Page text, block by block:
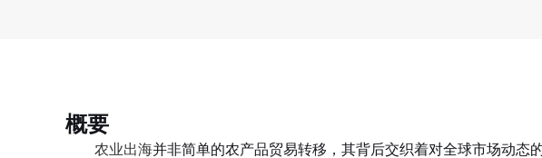
概要
农业出海并非简单的农产品贸易转移，其背后交织着对全球市场动态